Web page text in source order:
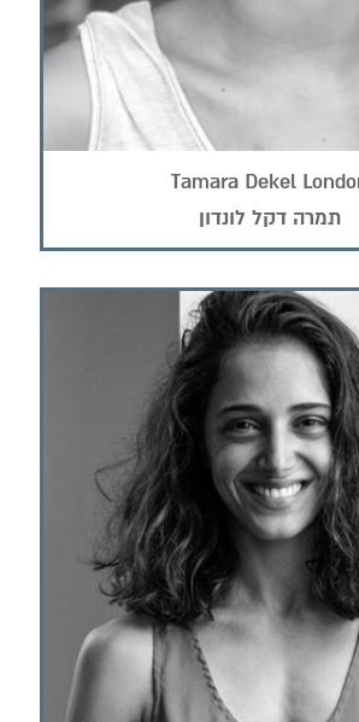
Tamara Dekel
תמרה דקל לונדון